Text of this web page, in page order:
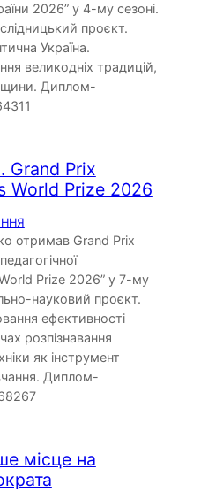
2026” у 4-му сезоні.
проєкт.
Україна.
великодніх традицій,
Диплом-
Grand Prix
World Prize 2026
отримав Grand Prix
Prize 2026” у 7-му
науковий проєкт.
ефективності
розпізнавання
як інструмент
Диплом-
місце на